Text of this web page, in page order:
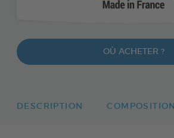
OÙ ACHETER ?
DESCRIPTION COMPOSITION